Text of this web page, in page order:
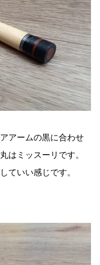
アームの黒に合わせ
はミッスーリです。
ていい感じです。